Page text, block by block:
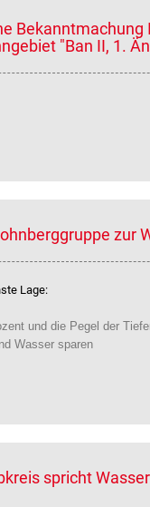
"Ban II, 1.
zur
Lage:
und die Pegel der
Wasser sparen
spricht